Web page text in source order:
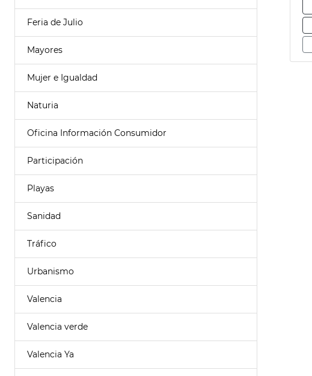
Feria de Julio
Mayores
Mujer e Igualdad
Naturia
Oficina Información Consumidor
Participación
Playas
Sanidad
Tráfico
Urbanismo
Valencia
Valencia verde
Valencia Ya